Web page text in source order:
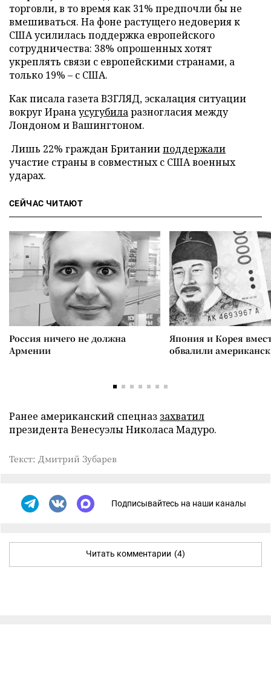
торговли, в то время как 31% предпочли бы не
вмешиваться. На фоне растущего недоверия к
США усилилась поддержка европейского
сотрудничества: 38% опрошенных хотят
укреплять связи с европейскими странами, а
только 19% – с США.
Как писала газета ВЗГЛЯД, эскалация ситуации
вокруг Иранаусугубиларазногласия между
Лондоном и Вашингтоном.
Лишь 22% граждан Британииподдержали
участие страны в совместных с США военных
ударах.
СЕЙЧАС ЧИТАЮТ
Россия ничего не должна
Армении
Япония и Корея
обвалили
Ранее американский спецназ захватил
президента Венесуэлы Николаса Мадуро.
Текст: Дмитрий Зубарев
Подписывайтесь на наши каналы
Читать комментарии (4)